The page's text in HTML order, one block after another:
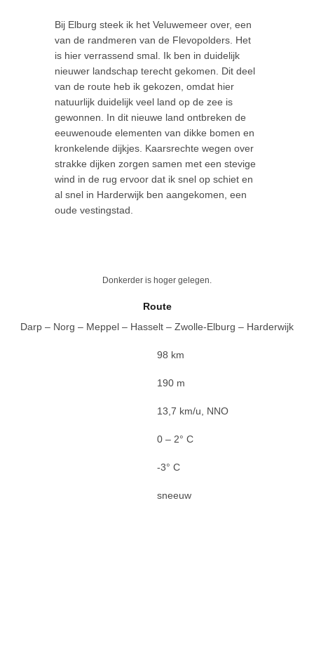
Bij Elburg steek ik het Veluwemeer over, een
van de randmeren van de Flevopolders. Het
is hier verrassend smal. Ik ben in duidelijk
nieuwer landschap terecht gekomen. Dit deel
van de route heb ik gekozen, omdat hier
natuurlijk duidelijk veel land op de zee is
gewonnen. In dit nieuwe land ontbreken de
eeuwenoude elementen van dikke bomen en
kronkelende dijkjes. Kaarsrechte wegen over
strakke dijken zorgen samen met een stevige
wind in de rug ervoor dat ik snel op schiet en
al snel in Harderwijk ben aangekomen, een
oude vestingstad.
Donkerder is hoger gelegen.
Route
Darp – Norg – Meppel – Hasselt – Zwolle-Elburg – Harderwijk
98 km
190 m
13,7 km/u, NNO
0 – 2° C
-3° C
sneeuw